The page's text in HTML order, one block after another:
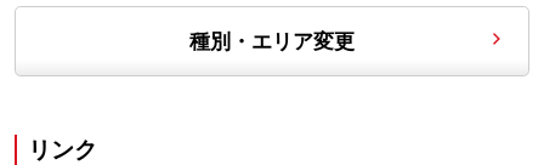
種別・エリア変更
リンク